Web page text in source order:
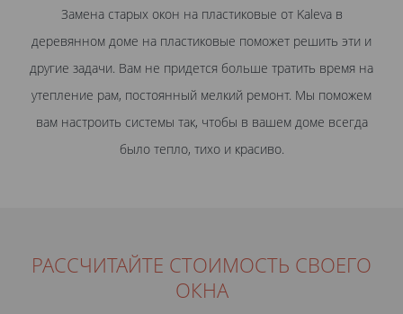
Замена старых окон на пластиковые от Kaleva в
деревянном доме на пластиковые поможет решить эти и
другие задачи. Вам не придется больше тратить время на
утепление рам, постоянный мелкий ремонт. Мы поможем
вам настроить системы так, чтобы в вашем доме всегда
было тепло, тихо и красиво.
РАССЧИТАЙТЕ СТОИМОСТЬ СВОЕГО
ОКНА